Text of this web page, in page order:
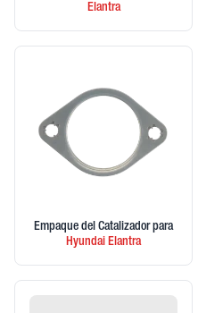
Elantra
Empaque del Catalizador para
Hyundai Elantra